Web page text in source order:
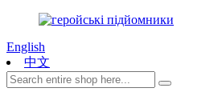
English
中文